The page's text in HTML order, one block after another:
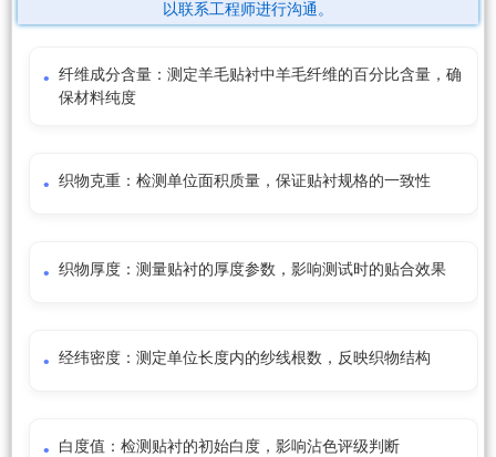
以联系工程师进行沟通。
纤维成分含量：测定羊毛贴衬中羊毛纤维的百分比含量，确
保材料纯度
织物克重：检测单位面积质量，保证贴衬规格的一致性
织物厚度：测量贴衬的厚度参数，影响测试时的贴合效果
经纬密度：测定单位长度内的纱线根数，反映织物结构
白度值：检测贴衬的初始白度，影响沾色评级判断